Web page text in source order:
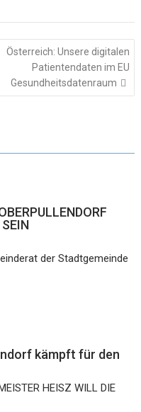
Österreich: Unsere digitalen
Patientendaten im EU
Gesundheitsdatenraum
der Stadtgemeinde
kämpft für den
HEISZ WILL DIE